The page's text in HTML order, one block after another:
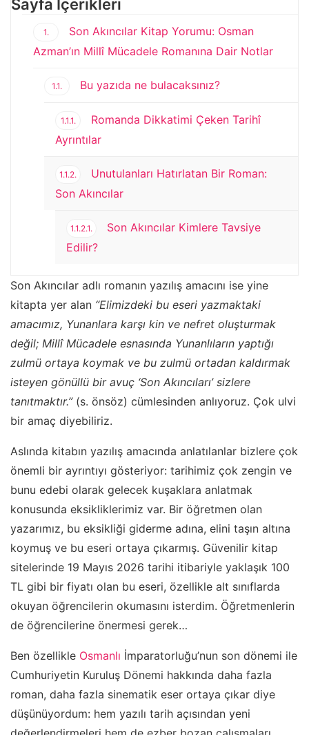
Sayfa İçerikleri
1.
Son Akıncılar Kitap Yorumu: Osman
Azman’ın Millî Mücadele Romanına Dair Notlar
1.1. Bu yazıda ne bulacaksınız?
1.1.1.
Romanda Dikkatimi Çeken Tarihî
Ayrıntılar
1.1.2.
Unutulanları Hatırlatan Bir Roman:
Son Akıncılar
1.1.2.1.
Son Akıncılar Kimlere Tavsiye
Edilir?
Son Akıncılar adlı romanın yazılış amacını ise yine
kitapta yer alan “Elimizdeki bu eseri yazmaktaki
amacımız, Yunanlara karşı kin ve nefret oluşturmak
değil; Millî Mücadele esnasında Yunanlıların yaptığı
zulmü ortaya koymak ve bu zulmü ortadan kaldırmak
isteyen gönüllü bir avuç ‘Son Akıncıları’ sizlere
tanıtmaktır.”(s. önsöz) cümlesinden anlıyoruz. Çok ulvi
bir amaç diyebiliriz.
Aslında kitabın yazılış amacında anlatılanlar bizlere çok
önemli bir ayrıntıyı gösteriyor: tarihimiz çok zengin ve
bunu edebi olarak gelecek kuşaklara anlatmak
konusunda eksikliklerimiz var. Bir öğretmen olan
yazarımız, bu eksikliği giderme adına, elini taşın altına
koymuş ve bu eseri ortaya çıkarmış. Güvenilir kitap
sitelerinde 19 Mayıs 2026 tarihi itibariyle yaklaşık 100
TL gibi bir fiyatı olan bu eseri, özellikle alt sınıflarda
okuyan öğrencilerin okumasını isterdim. Öğretmenlerin
de öğrencilerine önermesi gerek…
Ben özellikle Osmanlı İmparatorluğu’nun son dönemi ile
Cumhuriyetin Kuruluş Dönemi hakkında daha fazla
roman, daha fazla sinematik eser ortaya çıkar diye
düşünüyordum: hem yazılı tarih açısından yeni